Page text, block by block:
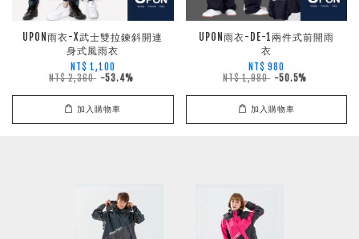
UPON雨衣-X武士雙拉鍊斜開連
身式風雨衣
NT$ 1,100
NT$ 2,360 -53.4%
加入購物車
UPON雨衣-DE-1兩件式前開雨
衣
NT$ 980
NT$ 1,980 -50.5%
加入購物車